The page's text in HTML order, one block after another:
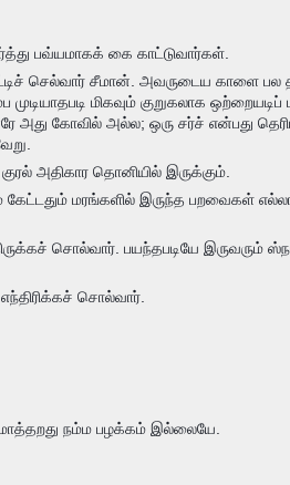
பவ்யமாகக் கை காட்டுவார்கள்.
செல்வார் சீமான். அவருடைய காளை பல
மிகவும் குறுகலாக
அது கோவில் அல்ல; ஒரு சர்ச் என்பது
அதிகார தொனியில் இருக்கும்.
மரங்களில் இருந்த பறவைகள்
சொல்வார். பயந்தபடியே இருவரும்
சொல்வார்.
நம்ம பழக்கம் இல்லையே.